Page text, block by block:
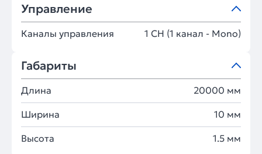
Управление
Каналы управления 1 CH (1 канал - Mono)
Габариты
Длина 20000 мм
Ширина 10 мм
Высота 1.5 мм